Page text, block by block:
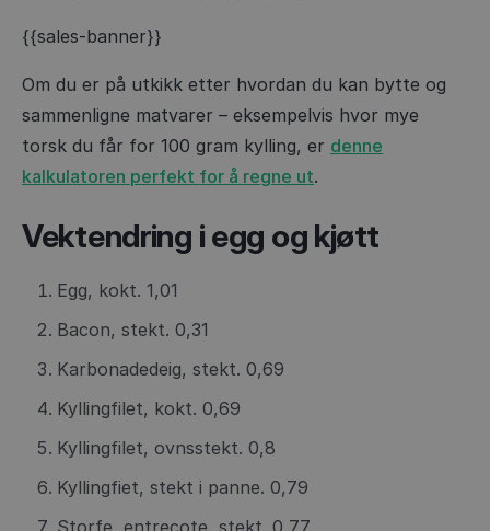
{{sales-banner}}
Om du er på utkikk etter hvordan du kan bytte og
sammenligne matvarer – eksempelvis hvor mye
torsk du får for 100 gram kylling, er denne
kalkulatoren perfekt for å regne ut.
Vektendring i egg og kjøtt
Egg, kokt. 1,01
Bacon, stekt. 0,31
Karbonadedeig, stekt. 0,69
Kyllingfilet, kokt. 0,69
Kyllingfilet, ovnsstekt. 0,8
Kyllingfiet, stekt i panne. 0,79
Storfe, entrecote, stekt. 0,77